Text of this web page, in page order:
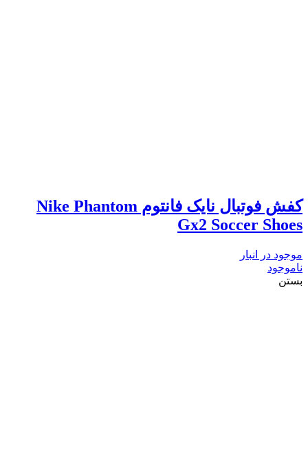
کفش فوتبال نایک فانتوم Nike Phantom
Gx2 Soccer Shoes
موجود در انبار
ناموجود
بستن